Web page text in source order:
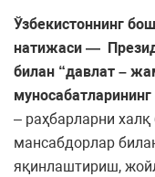
Ўзбекистоннинг
натижаси —
билан “давлат –
– раҳбарларни
мансабдорлар
яқинлаштириш,